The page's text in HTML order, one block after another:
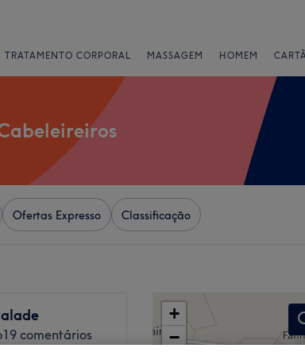
TRATAMENTO CORPORAL MASSAGEM HOMEM
Ofertas Expresso Classificação
comentários
+
−